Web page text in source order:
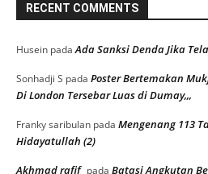
RECENT COMMENTS
Husein padaAda Sanksi Denda Jika
Sonhadji S pada Poster Bertemakan
Di London Tersebar Luas di Dumay,,,
Franky saribulan pada Mengenang 113
Hidayatullah (2)
Akhmad rafif pada Batasi Angkutan